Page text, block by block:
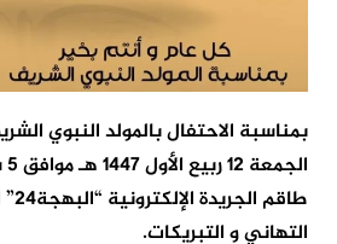
بمناسبة الاحتفال بالمولد النبوي
التهاني و التبريكات.